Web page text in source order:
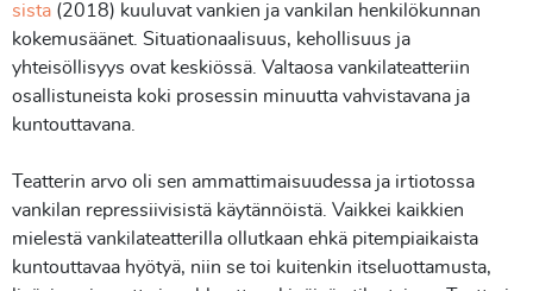
sista (2018) kuuluvat vankien ja vankilan henkilökunnan
kokemusäänet. Situationaalisuus, kehollisuus ja
yhteisöllisyys ovat keskiössä. Valtaosa vankilateatteriin
osallistuneista koki prosessin minuutta vahvistavana ja
kuntouttavana.
Teatterin arvo oli sen ammattimaisuudessa ja irtiotossa
vankilan repressiivisistä käytännöistä. Vaikkei kaikkien
mielestä vankilateatterilla ollutkaan ehkä pitempiaikaista
kuntouttavaa hyötyä, niin se toi kuitenkin itseluottamusta,